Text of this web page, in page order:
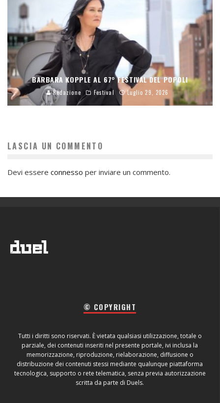
BARBARA KOPPLE AL 67° FESTIVAL DEL POPOLI
Redazione Festival Luglio 29, 2026
LASCIA UN COMMENTO
Devi essere connesso per inviare un commento.
© COPYRIGHT
Tutti i diritti sono riservati. È vietata qualsiasi utilizzazione, totale o
parziale, dei contenuti inseriti nel presente portale, ivi inclusa la
memorizzazione, riproduzione, rielaborazione, diffusione o
distribuzione dei contenuti stessi mediante qualunque piattaforma
tecnologica, supporto o rete telematica, senza previa autorizzazione
scritta da parte di Duels.